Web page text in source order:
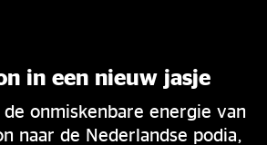
in een nieuw jasje
de onmiskenbare energie van
naar de Nederlandse podia,